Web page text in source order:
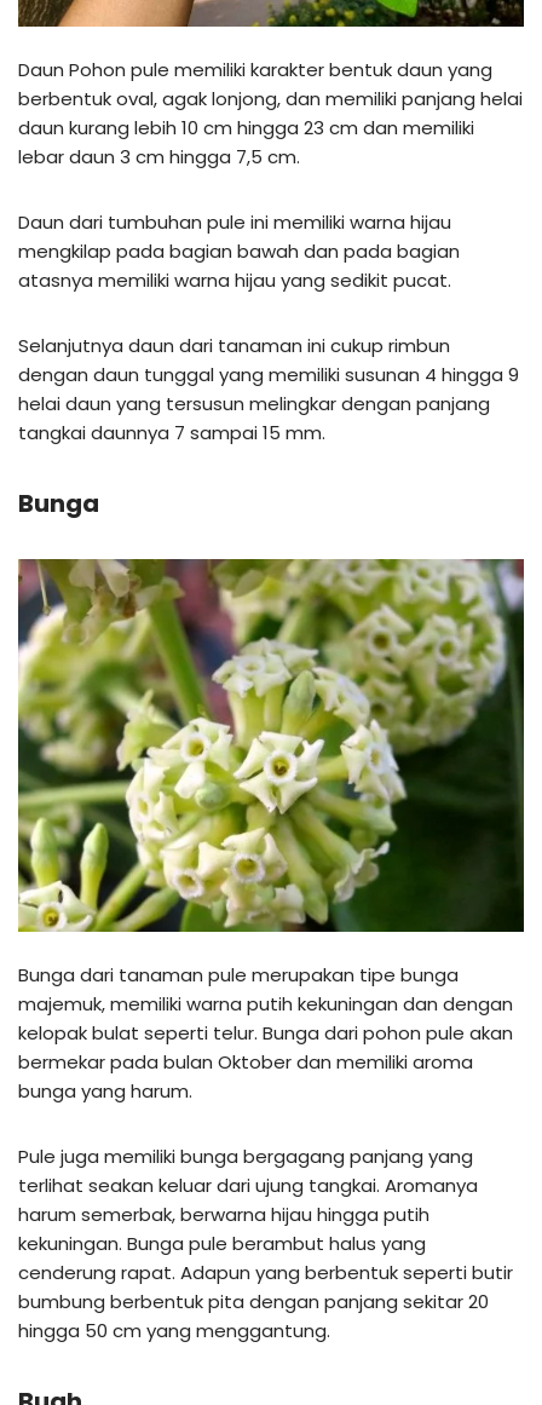
Daun Pohon pule memiliki karakter bentuk daun yang
berbentuk oval, agak lonjong, dan memiliki panjang helai
daun kurang lebih 10 cm hingga 23 cm dan memiliki
lebar daun 3 cm hingga 7,5 cm.
Daun dari tumbuhan pule ini memiliki warna hijau
mengkilap pada bagian bawah dan pada bagian
atasnya memiliki warna hijau yang sedikit pucat.
Selanjutnya daun dari tanaman ini cukup rimbun
dengan daun tunggal yang memiliki susunan 4 hingga 9
helai daun yang tersusun melingkar dengan panjang
tangkai daunnya 7 sampai 15 mm.
Bunga
Bunga dari tanaman pule merupakan tipe bunga
majemuk, memiliki warna putih kekuningan dan dengan
kelopak bulat seperti telur. Bunga dari pohon pule akan
bermekar pada bulan Oktober dan memiliki aroma
bunga yang harum.
Pule juga memiliki bunga bergagang panjang yang
terlihat seakan keluar dari ujung tangkai. Aromanya
harum semerbak, berwarna hijau hingga putih
kekuningan. Bunga pule berambut halus yang
cenderung rapat. Adapun yang berbentuk seperti butir
bumbung berbentuk pita dengan panjang sekitar 20
hingga 50 cm yang menggantung.